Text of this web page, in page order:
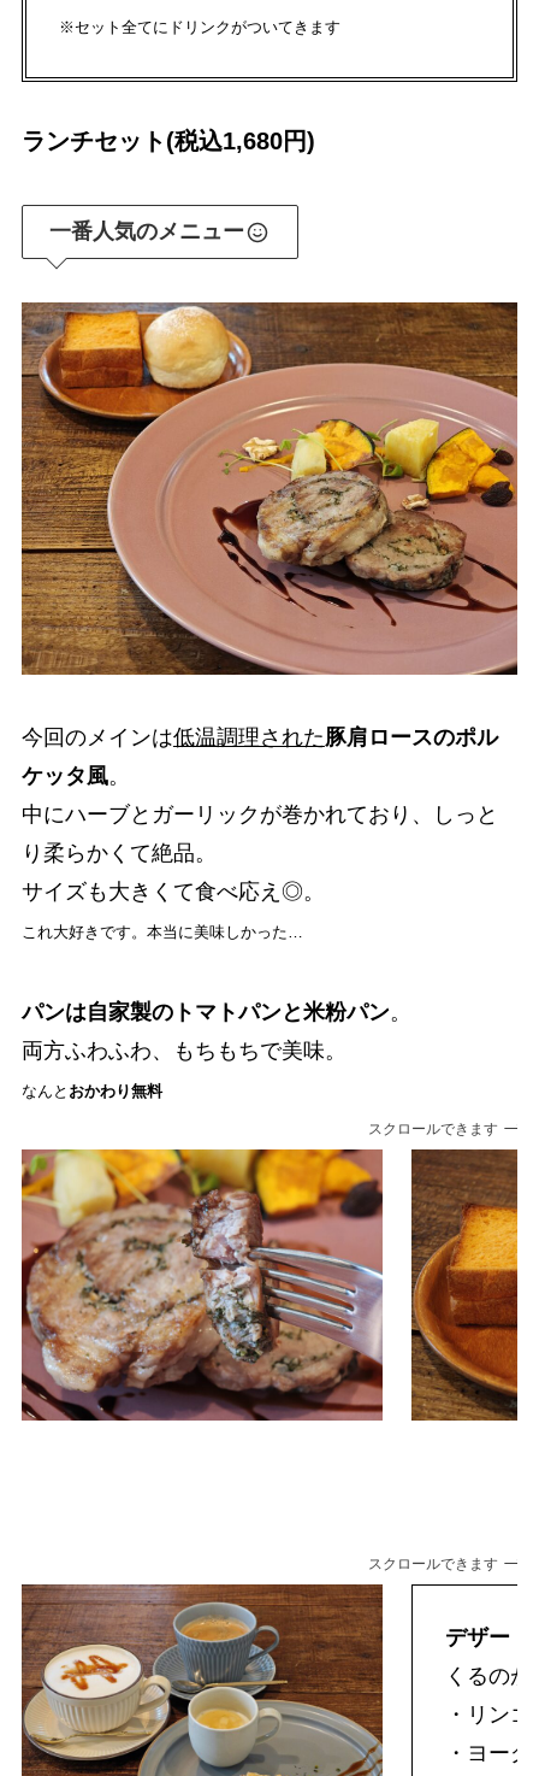
※セット全てにドリンクがついてきます
ランチセット(税込1,680円)
一番人気のメニュー
今回のメインは低温調理された豚肩ロースのポル
ケッタ風。
中にハーブとガーリックが巻かれており、しっと
り柔らかくて絶品。
サイズも大きくて食べ応え◎。
これ大好きです。本当に美味しかった…
パンは自家製のトマトパンと米粉パン。
両方ふわふわ、もちもちで美味。
なんと おかわり無料
スクロールできます
スクロールできます
デザート
くるの
・リン
・ヨー